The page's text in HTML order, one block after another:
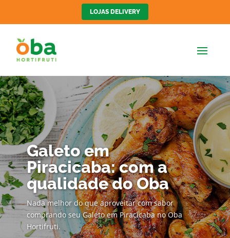
LOJAS DELIVERY
Galeto em
Piracicaba: com a
qualidade do Oba
Nada melhor do que aproveitar com sabor
comprando seu Galeto em Piracicaba no Oba
Hortifruti.